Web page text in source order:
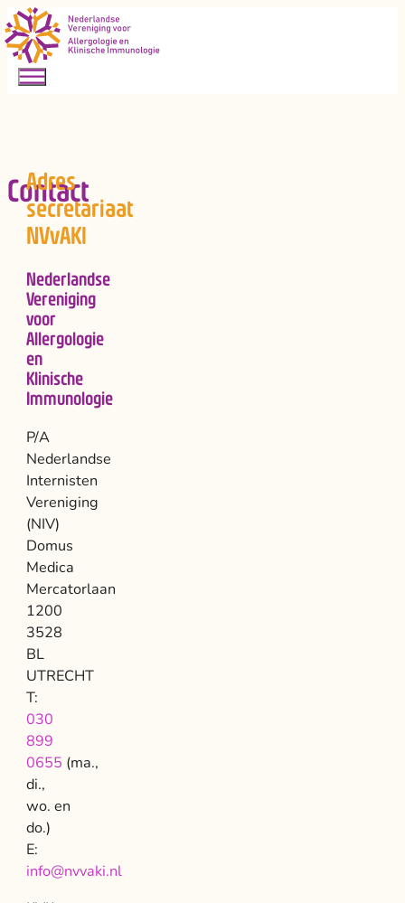
Contact
Adres
secretariaat
NVvAKI
Nederlandse
Vereniging
voor
Allergologie
en
Klinische
Immunologie
P/A
Nederlandse
Internisten
Vereniging
(NIV)
Domus
Medica
Mercatorlaan
1200
3528
BL
UTRECHT
T:
030
899
0655 (ma.,
di.,
wo. en
do.)
E:
info@nvvaki.nl